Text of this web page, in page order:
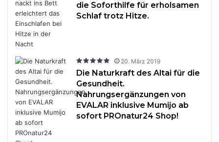
die Soforthilfe für erholsamen
Schlaf trotz Hitze.
20. März 2019
Die Naturkraft des Altai für die
Gesundheit.
Nahrungsergänzungen von
EVALAR inklusive Mumijo ab
sofort PROnatur24 Shop!